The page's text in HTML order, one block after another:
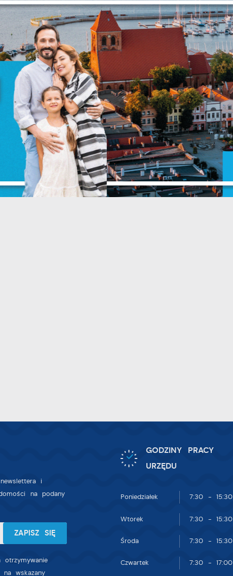
i
na podany
otrzymywanie
na wskazany
GODZINY PRACY
URZĘDU
Poniedziałek 7:30 - 15:30
Wtorek 7:30 - 15:30
Środa 7:30 - 15:30
Czwartek 7:30 - 17:00
Twoją prywatność. Możesz zmienić ustawienia cookies lub
je wszystkie. W dowolnym momencie możesz dokonać zmiany
ustawień.
pliki cookies służą do prawidłowego funkcjonowania strony
i umożliwiają Ci komfortowe korzystanie z oferowanych przez
usług.
cookies odpowiadają na podejmowane przez Ciebie działania w celu
dostosowania Twoich ustawień preferencji prywatności, logowania czy
formularzy. Dzięki plikom cookies strona, z której korzystasz, może
bez zakłóceń.i personalizacyjne
typu pliki cookies umożliwiają stronie internetowej zapamiętanie
przez Ciebie ustawień oraz personalizację określonych
społecznościowych.
ZAPISZ WYBRANE